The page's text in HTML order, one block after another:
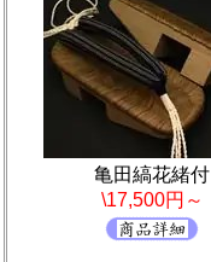
亀田縞花緒付
\17,500円～